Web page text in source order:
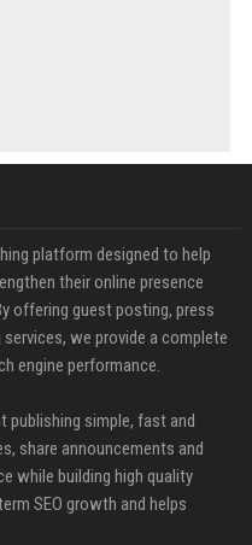
platform designed to help
their online presence
offering guest posting, press
we provide a complete
engine performance.
simple, fast and
share announcements and
while building high quality
SEO growth and helps